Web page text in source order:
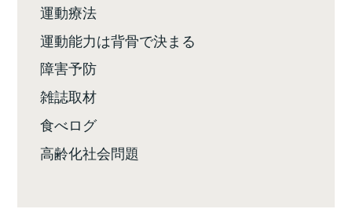
運動療法
運動能力は背骨で決まる
障害予防
雑誌取材
食べログ
高齢化社会問題